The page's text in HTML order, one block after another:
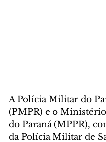
A Polícia Militar do
(PMPR) e o
do Paraná (MPPR),
da Polícia Militar de